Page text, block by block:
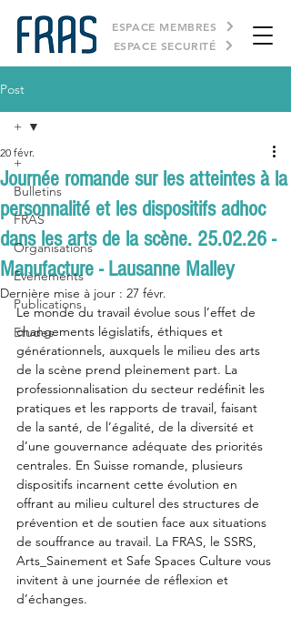
ESPACE SECURITÉ
ESPACE MEMBRES
Post
+
Bulletins
FRAS
Organisations
Evènements
Publications
Etudes
+
Journée romande sur les atteintes à la
personnalité et les dispositifs adhoc
dans les arts de la scène. 25.02.26 -
Manufacture - Lausanne Malley
20 févr.
Dernière mise à jour : 27 févr.
Le monde du travail évolue sous l’effet de
changements législatifs, éthiques et
générationnels, auxquels le milieu des arts
de la scène prend pleinement part. La
professionnalisation du secteur redéfinit les
pratiques et les rapports de travail, faisant
de la santé, de l’égalité, de la diversité et
d’une gouvernance adéquate des priorités
centrales. En Suisse romande, plusieurs
dispositifs incarnent cette évolution en
offrant au milieu culturel des structures de
prévention et de soutien face aux situations
de souffrance au travail. La FRAS, le SSRS,
Arts_Sainement et Safe Spaces Culture vous
invitent à une journée de réflexion et
d’échanges.